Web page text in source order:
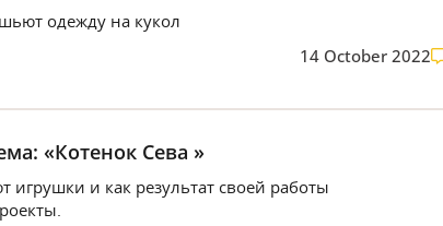
одежду на кукол
14 October 2022
«Котенок Сева »
и как результат своей работы